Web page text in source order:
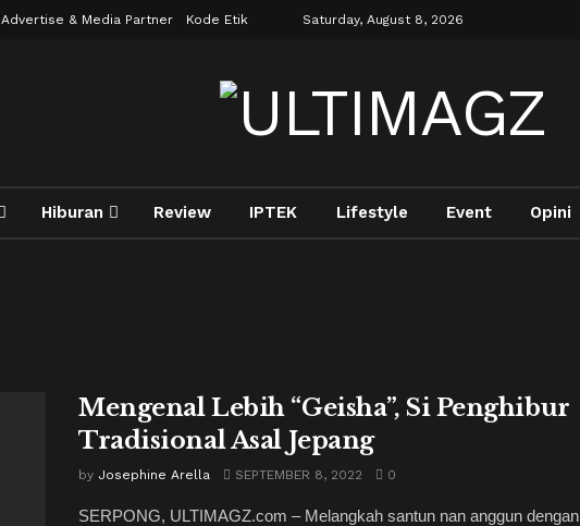
Advertise & Media Partner Kode Etik Saturday, August 8, 2026
Hiburan Review IPTEK Lifestyle Event Opini
Mengenal Lebih “Geisha”, Si Penghibur
Tradisional Asal Jepang
by Josephine Arella SEPTEMBER 8, 2022 0
SERPONG, ULTIMAGZ.com – Melangkah santun nan anggun dengan